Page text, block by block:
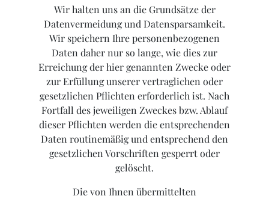
Wir halten uns an die Grundsätze der
Datenvermeidung und Datensparsamkeit.
Wir speichern Ihre personenbezogenen
Daten daher nur so lange, wie dies zur
Erreichung der hier genannten Zwecke oder
zur Erfüllung unserer vertraglichen oder
gesetzlichen Pflichten erforderlich ist. Nach
Fortfall des jeweiligen Zweckes bzw. Ablauf
dieser Pflichten werden die entsprechenden
Daten routinemäßig und entsprechend den
gesetzlichen Vorschriften gesperrt oder
gelöscht.
Die von Ihnen übermittelten